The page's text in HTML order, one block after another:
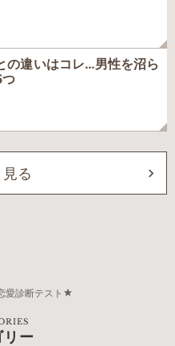
の違いはコレ…男性を沼ら
る
愛診断テスト
リー